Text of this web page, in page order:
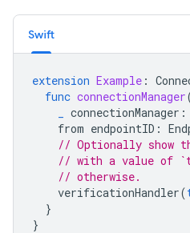
Swift
extension Example :
func connectionManager
connectionManager :
from endpointID :
// Optionally show
// with a value of
// otherwise.
verificationHandler(
}
}